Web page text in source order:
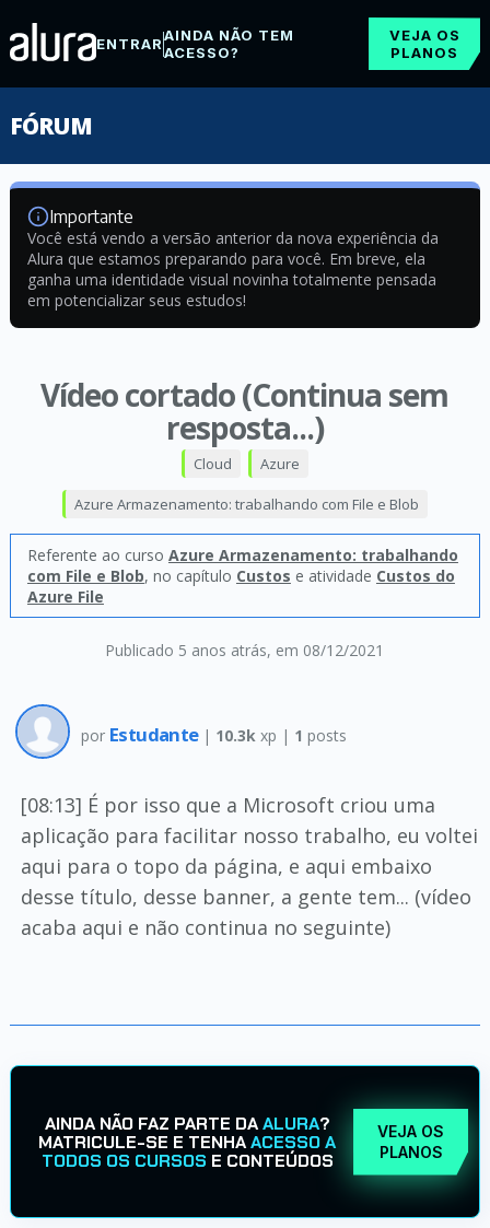
ENTRARAINDA NÃO TEM
ACESSO?
VEJA OS
PLANOS
FÓRUM
Importante
Você está vendo a versão anterior da nova experiência da
Alura que estamos preparando para você. Em breve, ela
ganha uma identidade visual novinha totalmente pensada
em potencializar seus estudos!
Vídeo cortado (Continua sem
resposta...)
Publicado 5 anos atrás, em 08/12/2021
Cloud Azure
Azure Armazenamento: trabalhando com File e Blob
Referente ao curso Azure Armazenamento: trabalhando
com File e Blob, no capítulo Custos e atividade Custos do
Azure File
por Estudante | 10.3k xp | 1 posts
[08:13] É por isso que a Microsoft criou uma
aplicação para facilitar nosso trabalho, eu voltei
aqui para o topo da página, e aqui embaixo
desse título, desse banner, a gente tem... (vídeo
acaba aqui e não continua no seguinte)
AINDA NÃO FAZ PARTE DAALURA?
MATRICULE-SE E TENHAACESSO A
TODOS OS CURSOS E CONTEÚDOS
VEJA OS
PLANOS